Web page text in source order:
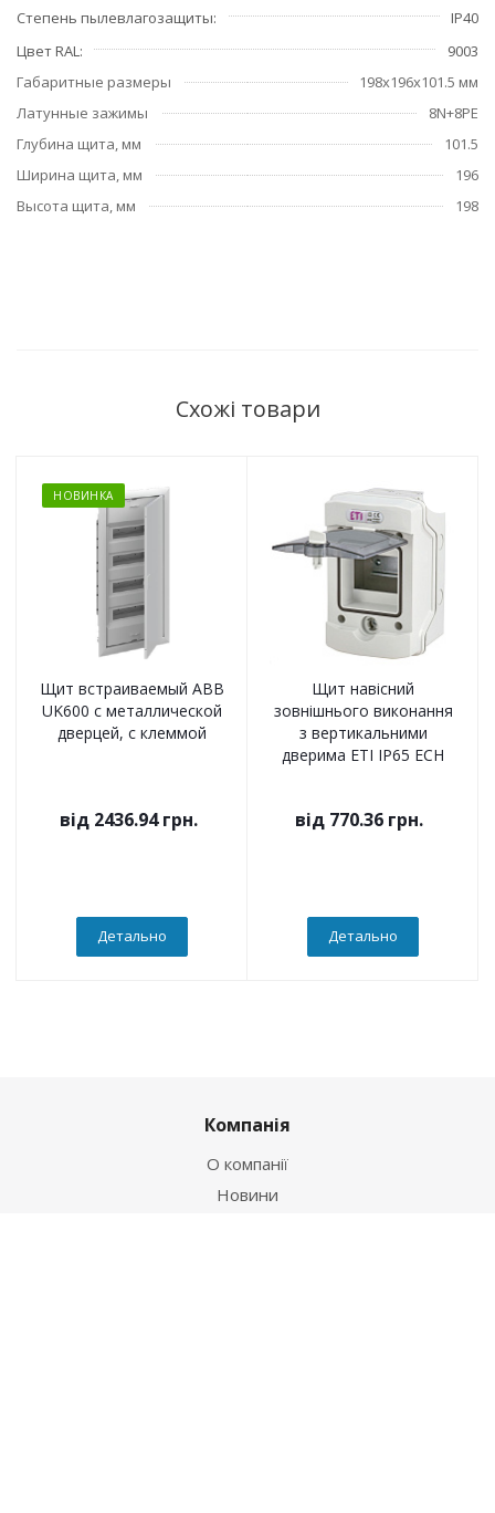
Степень пылевлагозащиты
IP40
Цвет RAL
9003
Габаритные размеры
198х196х101.5 мм
Латунные зажимы
8N+8PE
Глубина щита, мм
101.5
Ширина щита, мм
196
Высота щита, мм
198
Схожі товари
НОВИНКА
Щит встраиваемый ABB
UK600 с металлической
дверцей, с клеммой
від 2436.94 грн.
Детально
Щит навісний
зовнішнього виконання
з вертикальними
дверима ETI IP65 ECH
від 770.36 грн.
Детально
Компанія
О компанії
Новини